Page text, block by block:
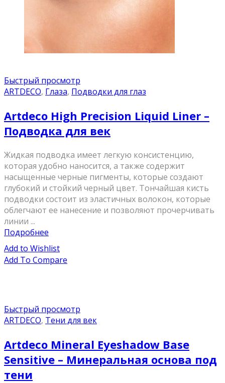
Быстрый просмотр
ARTDECO, Глаза, Подводки для глаз
Artdeco High Precision Liquid Liner –
Подводка для век
Жидкая подводка имеет легкую консистенцию,
которая удобно наносится, а также содержит
насыщенные черные пигменты, которые создают
глубокий и стойкий черный цвет. Тончайшая кисть
подводки состоит из эластичных волокон, которые
облегчают ее нанесение и позволяют прочерчивать
линии ...
Подробнее
Add to Wishlist
Add To Compare
Быстрый просмотр
ARTDECO, Тени для век
Artdeco Mineral Eyeshadow Base
Sensitive – Минеральная основа под
тени